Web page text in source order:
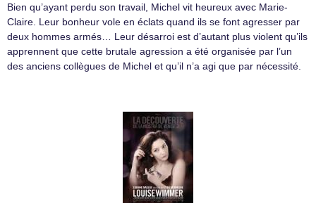
Bien qu’ayant perdu son travail, Michel vit heureux avec Marie-
Claire. Leur bonheur vole en éclats quand ils se font agresser par
deux hommes armés… Leur désarroi est d’autant plus violent qu’ils
apprennent que cette brutale agression a été organisée par l’un
des anciens collègues de Michel et qu’il n’a agi que par nécessité.